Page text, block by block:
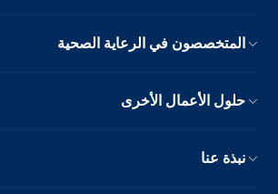
المتخصصون في الرعاية الصحية
حلول الأعمال الأخرى
نبذة عنا